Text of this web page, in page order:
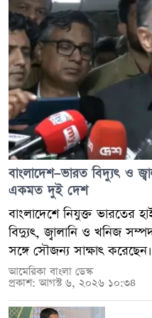
থেকেও বাংলাদেশিরা
এবং নিজেদের অবস্থান
সে বিষয়ে পুলিশ এখনো
করেনি।
বাংলাদেশ–ভারত বিদ্যুৎ ও
একমত দুই দেশ
বাংলাদেশে নিযুক্ত ভারতের
বিদ্যুৎ, জ্বালানি ও খনিজ
সঙ্গে সৌজন্য সাক্ষাৎ
জ্বালানি খাতে চলমান
বিষয় নিয়ে মতবিনিময় হয়। এ
সম্পদ প্রতিমন্ত্রী অনিন্দ্য
আমেরিকা বাংলা ডেস্ক
প্রকাশ: আগস্ট ৬, ২০২৬ ১০:৩৪